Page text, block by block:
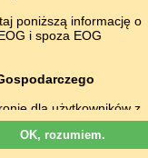
poniższą informację o
i spoza EOG
dla użytkowników z
te nie wykorzystują
to wykorzystują je,
generowanie
OK, rozumiem.